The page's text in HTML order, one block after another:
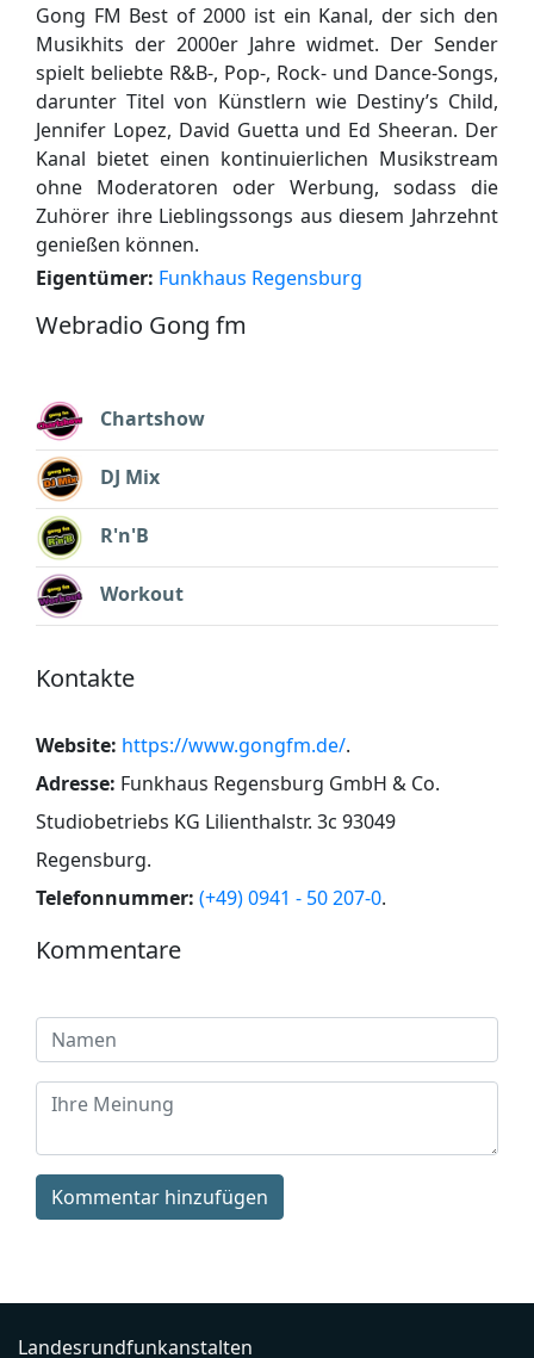
Gong FM Best of 2000 ist ein Kanal, der sich den
Musikhits der 2000er Jahre widmet. Der Sender
spielt beliebte R&B-, Pop-, Rock- und Dance-Songs,
darunter Titel von Künstlern wie Destiny’s Child,
Jennifer Lopez, David Guetta und Ed Sheeran. Der
Kanal bietet einen kontinuierlichen Musikstream
ohne Moderatoren oder Werbung, sodass die
Zuhörer ihre Lieblingssongs aus diesem Jahrzehnt
genießen können.
Eigentümer: Funkhaus Regensburg
Webradio Gong fm
Chartshow
DJ Mix
R'n'B
Workout
Kontakte
Website: https://www.gongfm.de/.
Adresse: Funkhaus Regensburg GmbH & Co.
Studiobetriebs KG Lilienthalstr. 3c 93049
Regensburg.
Telefonnummer: (+49) 0941 - 50 207-0.
Kommentare
Kommentar hinzufügen
Landesrundfunkanstalten